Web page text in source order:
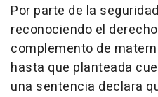
Por parte de la
reconociendo el
complemento de
hasta que planteada
una sentencia declara